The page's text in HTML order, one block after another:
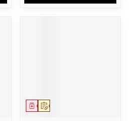
Op voorschrift
Geneesmiddel